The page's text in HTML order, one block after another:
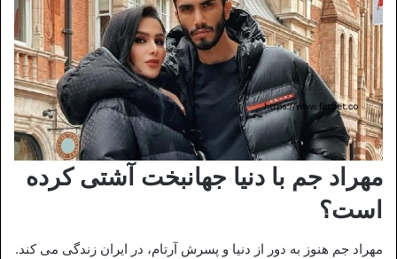
مهراد جم با دنیا جهانبخت آشتی کرده
است؟
مهراد جم هنوز به دور از دنیا و پسرش آرتام، در ایران زندگی می کند.